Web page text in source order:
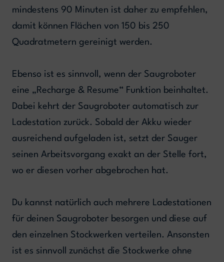
mindestens 90 Minuten ist daher zu empfehlen,
damit können Flächen von 150 bis 250
Quadratmetern gereinigt werden.
Ebenso ist es sinnvoll, wenn der Saugroboter
eine „Recharge & Resume“ Funktion beinhaltet.
Dabei kehrt der Saugroboter automatisch zur
Ladestation zurück. Sobald der Akku wieder
ausreichend aufgeladen ist, setzt der Sauger
seinen Arbeitsvorgang exakt an der Stelle fort,
wo er diesen vorher abgebrochen hat.
Du kannst natürlich auch mehrere Ladestationen
für deinen Saugroboter besorgen und diese auf
den einzelnen Stockwerken verteilen. Ansonsten
ist es sinnvoll zunächst die Stockwerke ohne